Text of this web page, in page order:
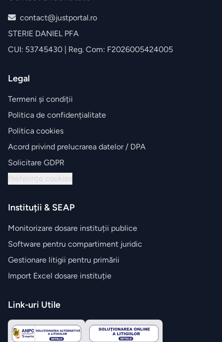
contact@justportal.ro
STERIE DANIEL PFA
CUI: 53745430 | Reg. Com: F2026005424005
Legal
Termeni și condiții
Politica de confidențialitate
Politica cookies
Acord privind prelucrarea datelor / DPA
Solicitare GDPR
Preferințe cookies
Instituții & SEAP
Monitorizare dosare instituții publice
Software pentru compartiment juridic
Gestionare litigii pentru primării
Import Excel dosare instituție
Link-uri Utile